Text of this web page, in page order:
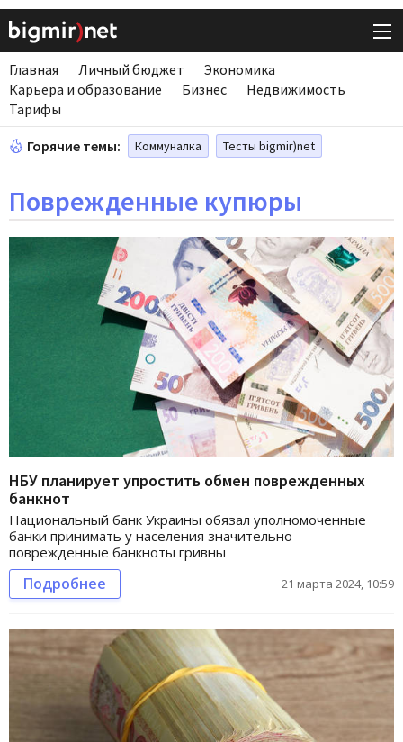
Главная Личный бюджет
Экономика
Карьера и образование
Бизнес
Недвижимость
Тарифы
Горячие темы: Коммуналка Тесты bigmir)net
Поврежденные купюры
НБУ планирует упростить обмен поврежденных
банкнот
Национальный банк Украины обязал уполномоченные
банки принимать у населения значительно
поврежденные банкноты гривны
Подробнее 21 марта 2024, 10:59